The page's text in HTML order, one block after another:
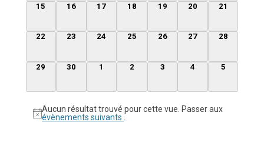
015
016
017
018
019
0
20
0
21
0
22
0
23
0
24
0
25
0
26
0
27
0
28
0
29
0
30
01
0
2
0
3
0
4
0
5
Aucun résultat trouvé pour cette vue. Passer aux
évènements suivants .